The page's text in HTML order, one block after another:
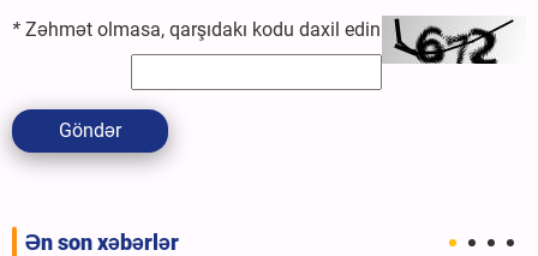
* Zəhmət olmasa, qarşıdakı kodu daxil edin
Göndər
Ən son xəbərlər